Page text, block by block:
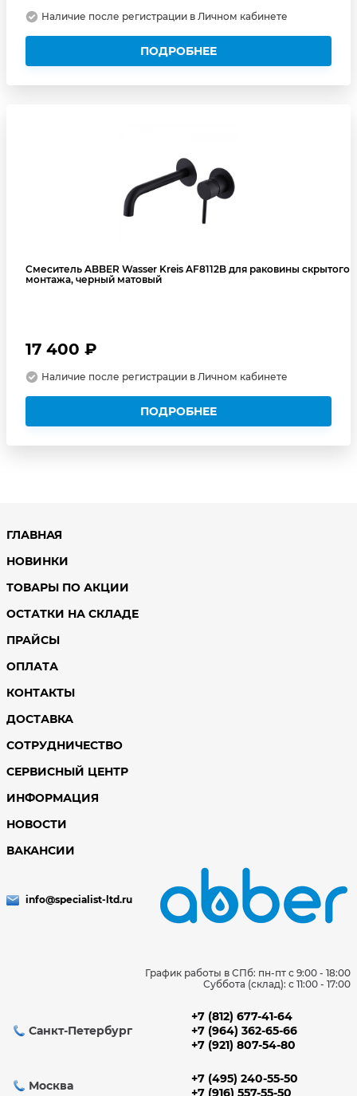
Наличие после регистрации в Личном кабинете
ПОДРОБНЕЕ
Смеситель ABBER Wasser Kreis AF8112B для раковины скрытого
монтажа, черный матовый
17 400 ₽
Наличие после регистрации в Личном кабинете
ПОДРОБНЕЕ
ГЛАВНАЯ
НОВИНКИ
ТОВАРЫ ПО АКЦИИ
ОСТАТКИ НА СКЛАДЕ
ПРАЙСЫ
ОПЛАТА
КОНТАКТЫ
ДОСТАВКА
СОТРУДНИЧЕСТВО
СЕРВИСНЫЙ ЦЕНТР
ИНФОРМАЦИЯ
НОВОСТИ
ВАКАНСИИ
info@specialist-ltd.ru
График работы в СПб: пн-пт с 9:00 - 18:00
Суббота (склад): c 11:00 - 17:00
Санкт-Петербург
+7 (812) 677-41-64
+7 (964) 362-65-66
+7 (921) 807-54-80
Москва
+7 (495) 240-55-50
+7 (916) 557-55-50